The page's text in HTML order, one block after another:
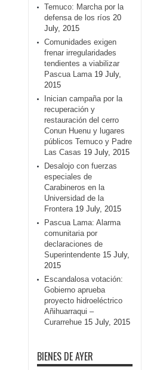
Temuco: Marcha por la
defensa de los ríos 20
July, 2015
Comunidades exigen
frenar irregularidades
tendientes a viabilizar
Pascua Lama 19 July,
2015
Inician campaña por la
recuperación y
restauración del cerro
Conun Huenu y lugares
públicos Temuco y Padre
Las Casas 19 July, 2015
Desalojo con fuerzas
especiales de
Carabineros en la
Universidad de la
Frontera 19 July, 2015
Pascua Lama: Alarma
comunitaria por
declaraciones de
Superintendente 15 July,
2015
Escandalosa votación:
Gobierno aprueba
proyecto hidroeléctrico
Añihuarraqui –
Curarrehue 15 July, 2015
BIENES DE AYER